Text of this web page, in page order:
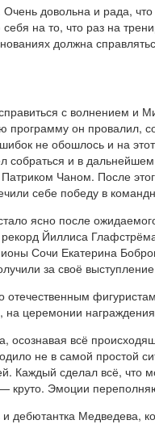
довольна и рада,
себя на то, что раз на
должна
с волнением и
программу он провалил,
не обошлось и на
собраться и в
Чаном. После
себе победу в
ясно после
рекорд Йиллиса
Сочи Екатерина
за своё
отечественным
на церемонии
осознавая всё
не в самой простой
Каждый сделал всё, что
круто. Эмоции
дебютантка Медведева,